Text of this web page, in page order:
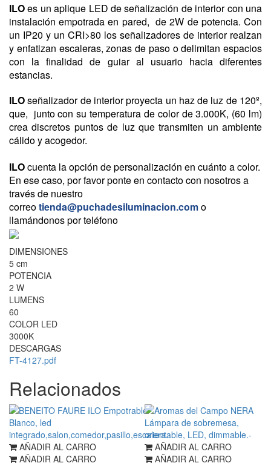
ILOes un aplique LED de señalización de interior con una
instalación empotrada en pared, de 2W de potencia. Con
un IP20 y un CRI>80 los señalizadores de interior realzan
y enfatizan escaleras, zonas de paso o delimitan espacios
con la finalidad de guiar al usuario hacia diferentes
estancias.
ILOseñalizador de interior proyecta un haz de luz de 120º,
que, junto con su temperatura de color de 3.000K, (60 lm)
crea discretos puntos de luz que transmiten un ambiente
cálido y acogedor.
ILOcuenta la opción de personalización en cuánto a color.
En ese caso, por favor ponte en contacto con nosotros a
través de nuestro
correotienda@puchadesiluminacion.como
llamándonos por teléfono
DIMENSIONES
5 cm
POTENCIA
2 W
LUMENS
60
COLOR LED
3000K
DESCARGAS
FT-4127.pdf
Relacionados
AÑADIR AL CARRO
AÑADIR AL CARRO
AÑADIR AL CARRO
AÑADIR AL CARRO